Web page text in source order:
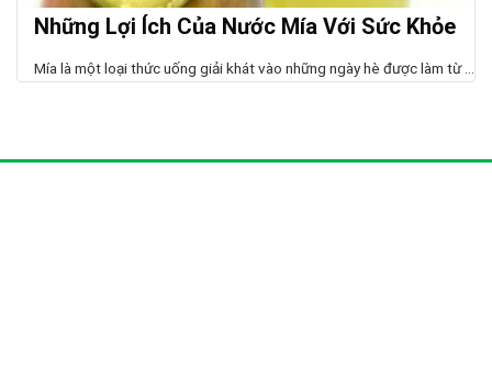
Những Lợi Ích Của Nước Mía Với Sức Khỏe
Mía là một loại thức uống giải khát vào những ngày hè được làm từ ...